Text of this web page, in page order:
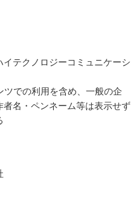
テクノロジーコミュニケーシ
での利用を含め、一般の企
名・ペンネーム等は表示せず